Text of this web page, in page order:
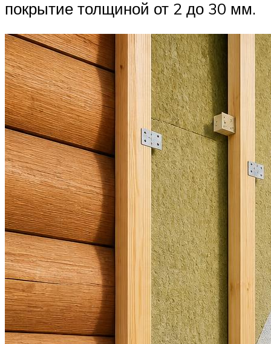
покрытие толщиной от 2 до 30 мм.